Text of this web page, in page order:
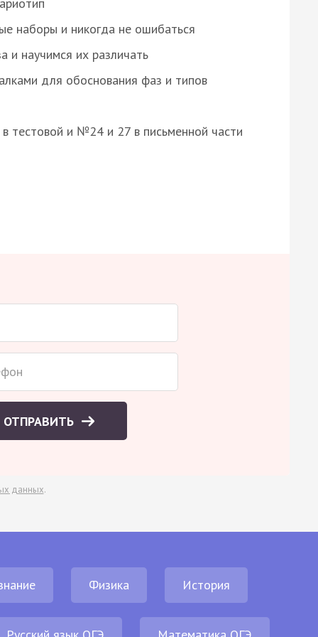
наборы и никогда не ошибаться
и научимся их различать
для обоснования фаз и типов
тестовой и №24 и 27 в письменной части
ОТПРАВИТЬ
данных.
Физика История